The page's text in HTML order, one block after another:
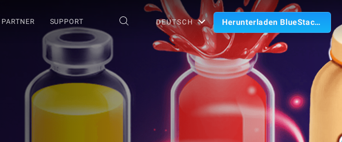
PARTNER SUPPORT DEUTSCH Herunterladen BlueStacks